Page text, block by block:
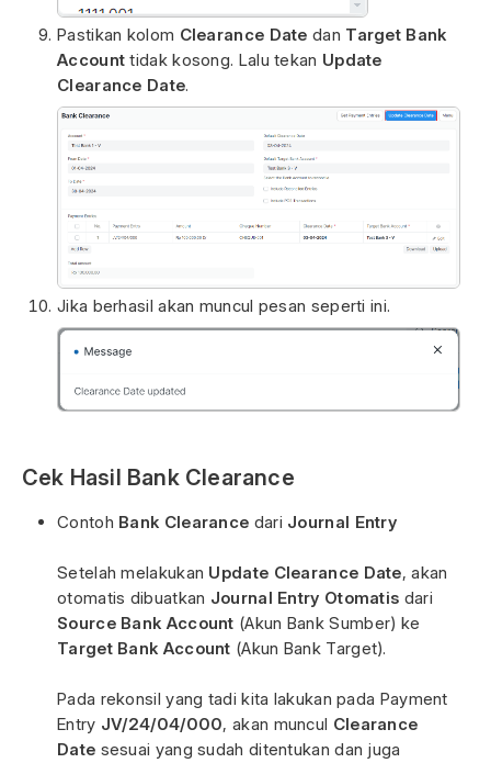
Pastikan kolom Clearance Date dan Target Bank
Account tidak kosong. Lalu tekan Update
Clearance Date.
Jika berhasil akan muncul pesan seperti ini.
Cek Hasil Bank Clearance
Contoh Bank Clearance dari Journal Entry
Setelah melakukan Update Clearance Date, akan
otomatis dibuatkan Journal Entry Otomatis dari
Source Bank Account (Akun Bank Sumber) ke
Target Bank Account (Akun Bank Target).
Pada rekonsil yang tadi kita lakukan pada Payment
Entry JV/24/04/000, akan muncul Clearance
Date sesuai yang sudah ditentukan dan juga